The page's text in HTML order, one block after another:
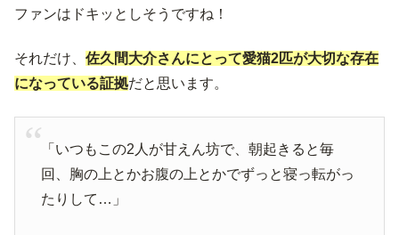
ファンはドキッとしそうですね！
それだけ、 佐久間大介さんにとって愛猫2匹が大切な存在
になっている証拠だと思います。
「いつもこの2人が甘えん坊で、朝起きると毎
回、胸の上とかお腹の上とかでずっと寝っ転がっ
たりして…」